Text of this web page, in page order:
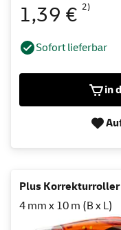
1,39 € 2)
Sofort lieferbar
in
Plus Korrekturroller
4 mm x 10 m (B x L)